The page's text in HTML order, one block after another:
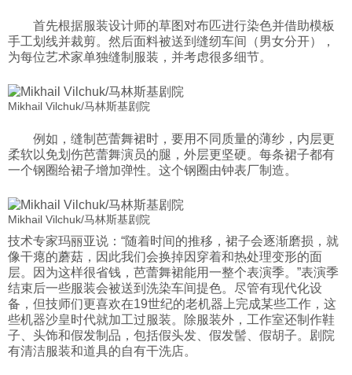
视听首先根据服装设计师的草图对布匹进行染色并借助模板
手工划线并裁剪。然后面料被送到缝纫车间（男女分开），
为每位艺术家单独缝制服装，并考虑很多细节。
Mikhail Vilchuk/马林斯基剧院
例如，缝制芭蕾舞裙时，要用不同质量的薄纱，内层更
柔软以免划伤芭蕾舞演员的腿，外层更坚硬。每条裙子都有
一个钢圈给裙子增加弹性。这个钢圈由钟表厂制造。
Mikhail Vilchuk/马林斯基剧院
技术专家玛丽亚说：“随着时间的推移，裙子会逐渐磨损，就
像干瘪的蘑菇，因此我们会换掉因穿着和热处理变形的面
层。因为这样很省钱，芭蕾舞裙能用一整个表演季。”表演季
结束后一些服装会被送到洗染车间提色。尽管有现代化设
备，但技师们更喜欢在19世纪的老机器上完成某些工作，这
些机器沙皇时代就加工过服装。除服装外，工作室还制作鞋
子、头饰和假发制品，包括假头发、假发髻、假胡子。剧院
有清洁服装和道具的自有干洗店。